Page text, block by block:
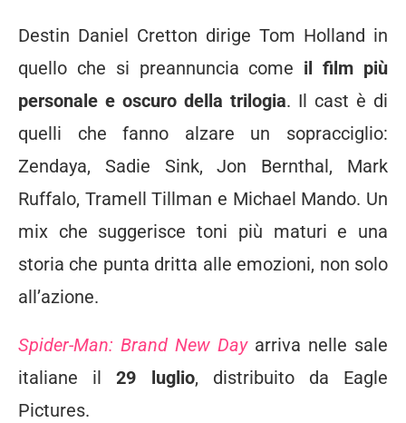
Destin Daniel Cretton dirige Tom Holland in
quello che si preannuncia come il film più
personale e oscuro della trilogia. Il cast è di
quelli che fanno alzare un sopracciglio:
Zendaya, Sadie Sink, Jon Bernthal, Mark
Ruffalo, Tramell Tillman e Michael Mando. Un
mix che suggerisce toni più maturi e una
storia che punta dritta alle emozioni, non solo
all’azione.
Spider-Man: Brand New Day arriva nelle sale
italiane il29 luglio, distribuito da Eagle
Pictures.